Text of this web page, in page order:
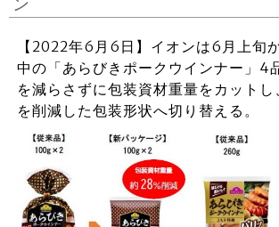
【2022年6月6日】イオンは6月上旬
中の「あらびきポークウインナー」4
を減らさずに包装資材重量をカットし
を削減した包装形状へ切り替える。